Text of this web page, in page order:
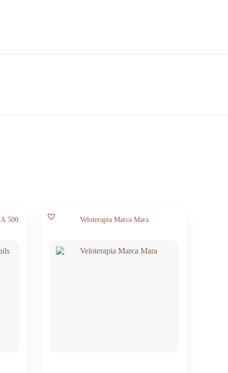
500
Veloterapia Marca Mara